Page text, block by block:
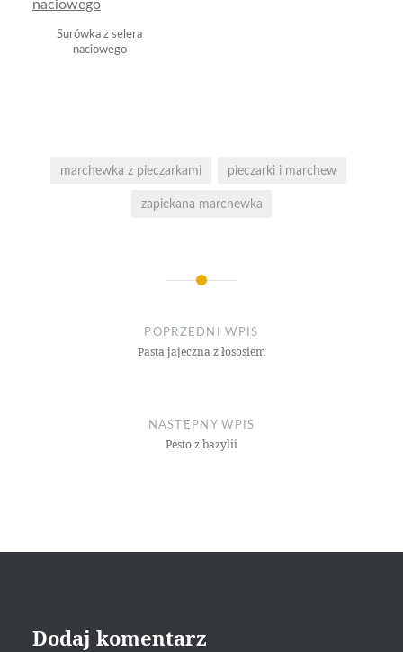
Surówka z selera
naciowego
marchewka z pieczarkami pieczarki i marchew
zapiekana marchewka
POPRZEDNI WPIS
Pasta jajeczna z łososiem
NASTĘPNY WPIS
Pesto z bazylii
Dodaj komentarz